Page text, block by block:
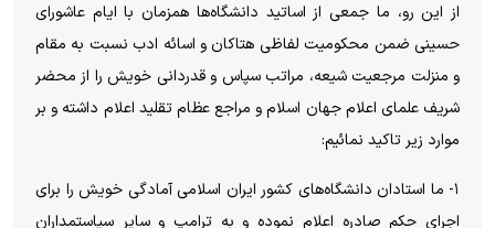
از این رو، ما جمعی از اساتید دانشگاه‌ها همزمان با ایام عاشورای
حسینی ضمن محکومیت لفاظی هتاکان و اسائه ادب نسبت به مقام
و منزلت مرجعیت شیعه، مراتب سپاس و قدردانی خویش را از محضر
شریف علمای اعلام جهان اسلام و مراجع عظام تقلید اعلام داشته و بر
موارد زیر تاکید نمائیم:
۱- ما استادان دانشگاه‌های کشور ایران اسلامی آمادگی خویش را برای
اجرای حکم صادره اعلام نموده و به ترامپ و سایر سیاستمداران